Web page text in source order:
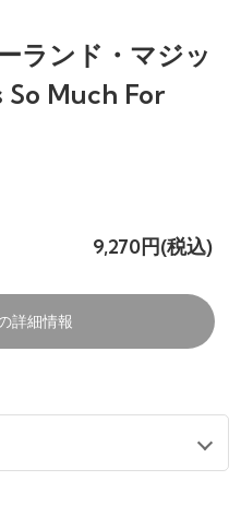
ランド・マジッ
So Much For
9,270円(税込)
詳細情報